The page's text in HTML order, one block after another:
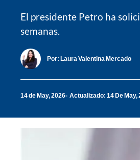
El presidente Petro ha
semanas.
Por: Laura Valentina Mercado
14 de May, 2026 Actualizado: 14 De May,